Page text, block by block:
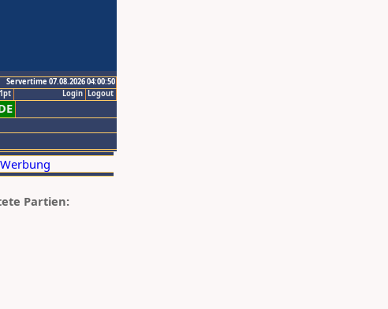
Servertime 07.08.2026 04:00:50
Logout
Login
Partien: